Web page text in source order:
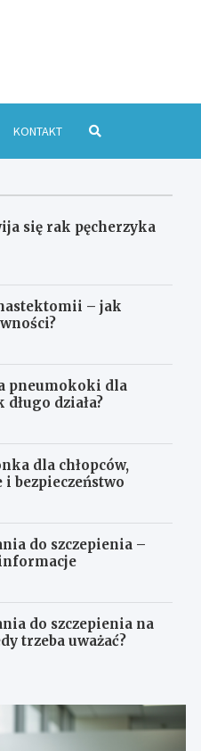
KONTAKT
się rak pęcherzyka
– jak
pneumokoki dla
długo działa?
dla chłopców,
bezpieczeństwo
do szczepienia –
do szczepienia na
trzeba uważać?